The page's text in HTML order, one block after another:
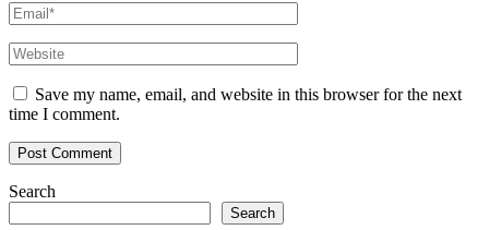
Save my name, email, and website in this browser for the next
time I comment.
Search
Search